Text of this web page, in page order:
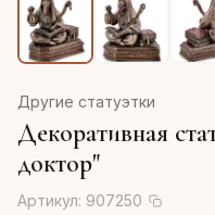
Другие статуэтки
Декоративная
доктор"
Артикул: 907250